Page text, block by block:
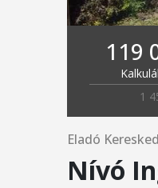
119
1
Eladó
Nívó